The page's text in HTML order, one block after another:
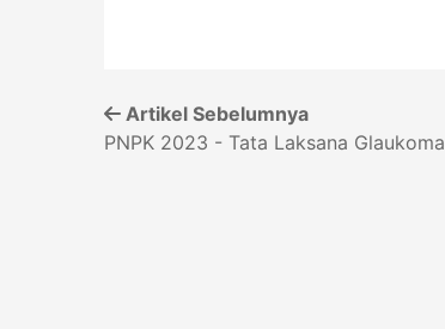
Artikel Sebelumnya
PNPK 2023 - Tata Laksana Glaukoma